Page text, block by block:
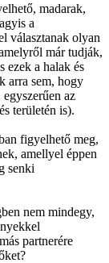
madarak,
a
választanak olyan
már tudják,
ezek a halak és
arra sem, hogy
az
területén is).
figyelhető meg,
amellyel éppen
senki
nem mindegy,
partnerére